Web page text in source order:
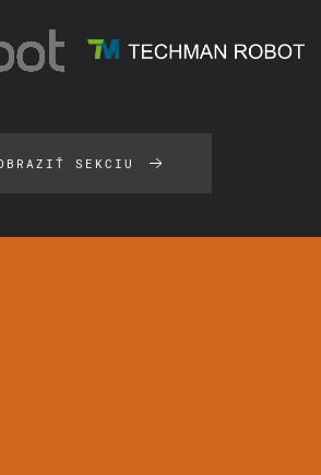
SEKCIU